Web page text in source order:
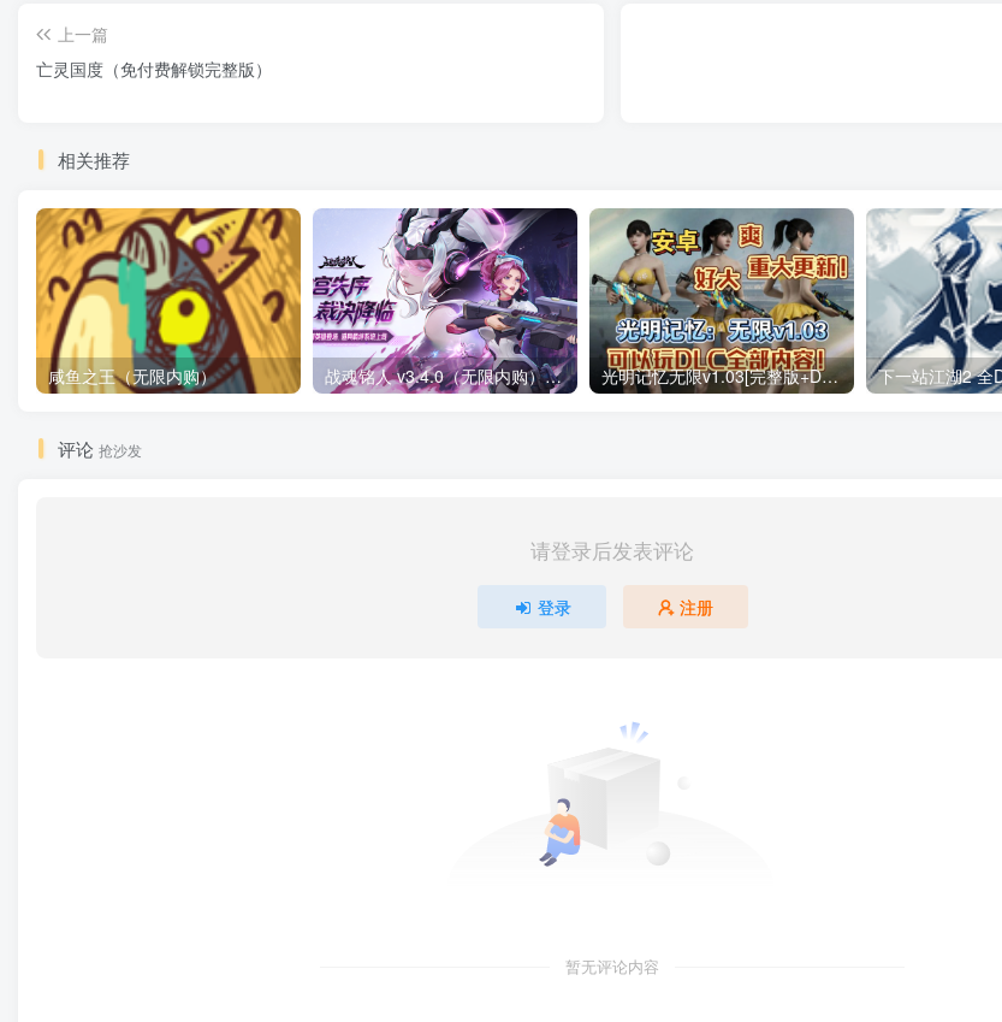
上一篇
亡灵国度（免付费解锁完整版）
相关推荐
咸鱼之王（无限内购） 战魂铭人 v3.4.0（无限内购）Steam移植 仙宫失序，裁决降临两名新英雄，来自仙宫城！道具羁绊系统上线！ 光明记忆无限v1.03[完整版+DLC+mod版]Steam移植
评论 抢沙发
请登录后发表评论
登录 注册
暂无评论内容